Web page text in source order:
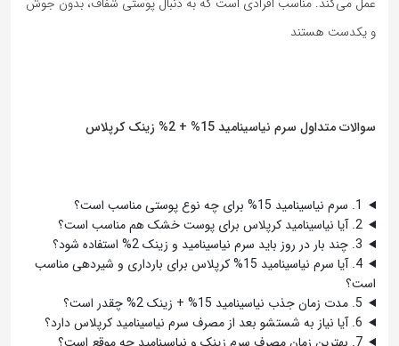
و یکدست هستند
سوالات متداول سرم نیاسینامید 15% + 2% زینک کرپلاس
1. سرم نیاسینامید 15% برای چه نوع پوستی مناسب است؟
2. آیا نیاسینامید کرپلاس برای پوست خشک هم مناسب است؟
3. چند بار در روز باید سرم نیاسینامید و زینک 2% استفاده شود؟
4. آیا سرم نیاسینامید 15% کرپلاس برای بارداری و شیردهی مناسب
است؟
5. مدت زمان جذب نیاسینامید 15% + زینک 2% چقدر است؟
6. آیا نیاز به شستشو بعد از مصرف سرم نیاسینامید کرپلاس دارد؟